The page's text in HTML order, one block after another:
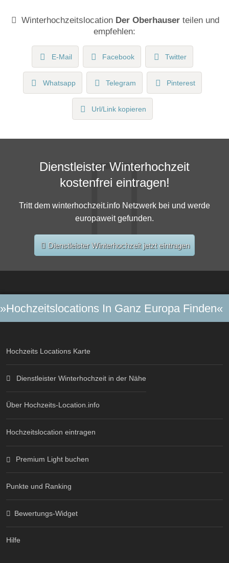
Winterhochzeitslocation Der Oberhauser teilen und
empfehlen:
E-Mail Facebook Twitter
Whatsapp Telegram Pinterest
Url/Link kopieren
Dienstleister Winterhochzeit
kostenfrei eintragen!
Tritt dem winterhochzeit.info Netzwerk bei und werde
europaweit gefunden.
Dienstleister Winterhochzeit jetzt eintragen
»Hochzeitslocations In Ganz Europa Finden«
Hochzeits Locations Karte
Dienstleister Winterhochzeit in der Nähe
Über Hochzeits-Location.info
Hochzeitslocation eintragen
Premium Light buchen
Punkte und Ranking
Bewertungs-Widget
Hilfe